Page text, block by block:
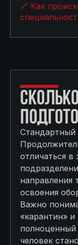
🔗 Как
отличаться в
направления
освоения
Важно
«карантин»
полноценный
человек